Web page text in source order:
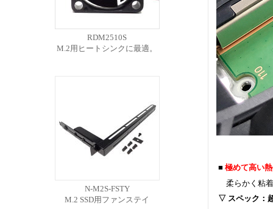
RDM2510S
M.2用ヒートシンクに最適。
N-M2S-FSTY
M.2 SSD用ファンステイ
■ 極めて高い
柔らかく粘
▽ スペック：